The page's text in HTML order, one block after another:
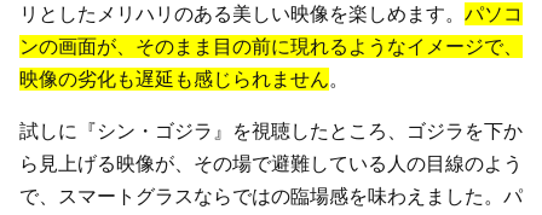
リとしたメリハリのある美しい映像を楽しめます。 パソコ
ンの画面が、そのまま目の前に現れるようなイメージで、
映像の劣化も遅延も感じられません。
試しに『シン・ゴジラ』を視聴したところ、ゴジラを下か
ら見上げる映像が、その場で避難している人の目線のよう
で、スマートグラスならではの臨場感を味わえました。パ